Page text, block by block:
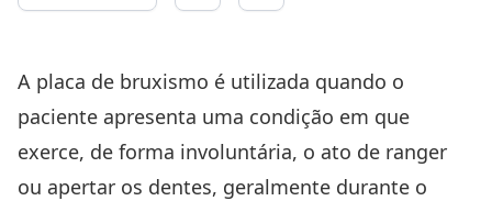
A placa de bruxismo é utilizada quando o
paciente apresenta uma condição em que
exerce, de forma involuntária, o ato de ranger
ou apertar os dentes, geralmente durante o